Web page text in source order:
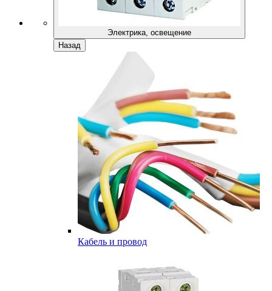
Электрика, освещение
Назад
Кабель и провод